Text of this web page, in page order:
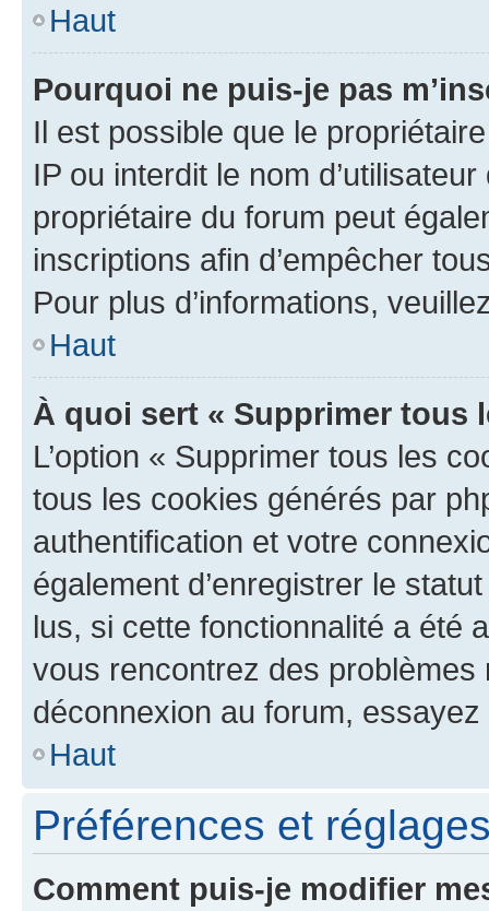
Haut
Pourquoi ne puis-je pas
Il est possible que le
IP ou interdit le nom
propriétaire du forum peut
inscriptions afin d’empêcher
Pour plus d’informations,
Haut
À quoi sert « Supprimer tous
L’option « Supprimer tous les
tous les cookies générés par
authentification et votre
également d’enregistrer le
lus, si cette fonctionnalité a été
vous rencontrez des
déconnexion au forum,
Haut
Préférences et
Comment puis-je modifier